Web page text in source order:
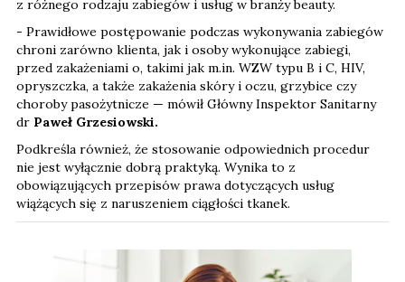
z różnego rodzaju zabiegów i usług w branży beauty.
- Prawidłowe postępowanie podczas wykonywania zabiegów
chroni zarówno klienta, jak i osoby wykonujące zabiegi,
przed zakażeniami o, takimi jak m.in. WZW typu B i C, HIV,
opryszczka, a także zakażenia skóry i oczu, grzybice czy
choroby pasożytnicze — mówił Główny Inspektor Sanitarny
dr Paweł Grzesiowski.
Podkreśla również, że stosowanie odpowiednich procedur
nie jest wyłącznie dobrą praktyką. Wynika to z
obowiązujących przepisów prawa dotyczących usług
wiążących się z naruszeniem ciągłości tkanek.